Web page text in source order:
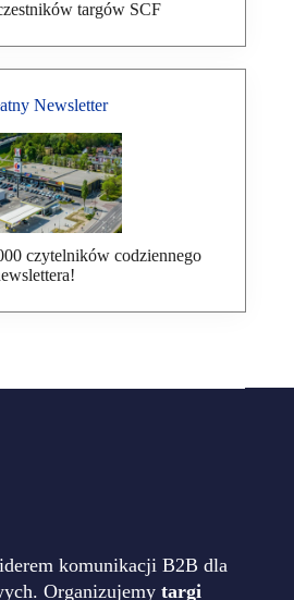
targów SCF
Newsletter
czytelników codziennego
komunikacji B2B dla
Organizujemy targi